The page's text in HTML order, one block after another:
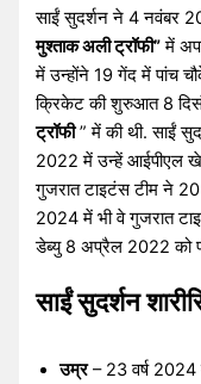
साईं सुदर्शन ने 4 नवंबर
मुश्ताक अली ट्रॉफी”में
में उन्होंने 19 गेंद में पांच
क्रिकेट की शुरुआत 8
ट्रॉफी” में की थी. साईं
2022 में उन्हें आईपीएल
गुजरात टाइटंस टीम ने
2024 में भी वे गुजरात
डेब्यु 8 अप्रैल 2022 को
साईं सुदर्शन
उम्र– 23 वर्ष 2024